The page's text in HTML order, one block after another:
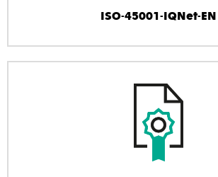
ISO-45001-IQNet-EN